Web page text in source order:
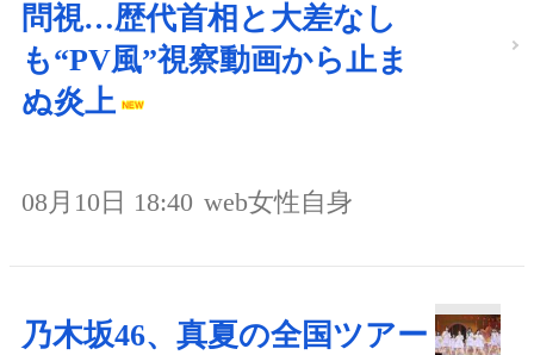
問視…歴代首相と大差なし
も“PV風”視察動画から止ま
ぬ炎上
08月10日 18:40 web女性自身
乃木坂46、真夏の全国ツアー